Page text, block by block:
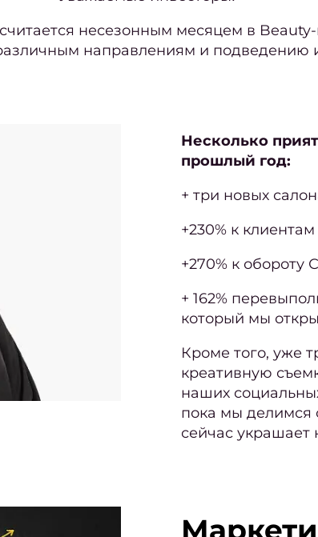
несезонным месяцем в
направлениям и подведению
Несколько
прошлый год:
+ три новых
+230% к
+270% к обороту
+ 162%
который мы
Кроме того, уже
креативную
наших
пока мы делимся
сейчас